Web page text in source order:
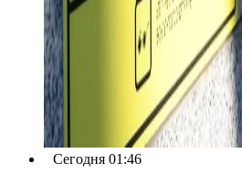
Сегодня 01:46